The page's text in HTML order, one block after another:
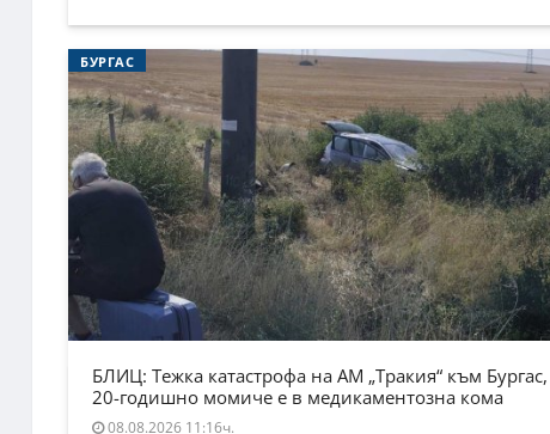
БУРГАС
БЛИЦ: Тежка катастрофа на АМ „Тракия“ към Бургас,
20-годишно момиче е в медикаментозна кома
08.08.2026 11:16ч.